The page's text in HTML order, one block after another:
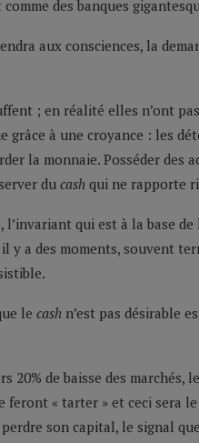
comme des banques
aux consciences, la
; en réalité elles n’ont
grâce à une croyance : les
la monnaie. Posséder
du cash qui ne rapporte
l’invariant qui est à la base
y a des moments, souvent
le cash n’est pas désirable
20% de baisse des
« tarter » et ceci sera
perdre son capital, le signal